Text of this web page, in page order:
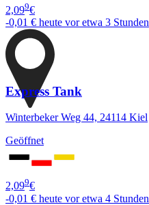
2,099€
-0,01 € heute vor etwa 3 Stunden
Express Tank
Winterbeker Weg 44, 24114 Kiel
Geöffnet
2,099€
-0,01 € heute vor etwa 4 Stunden